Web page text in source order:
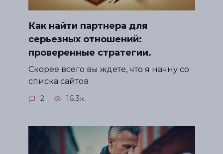
Как найти партнера для
серьезных отношений:
проверенные стратегии.
Скорее всего вы ждете, что я начну со
списка сайтов
2 16.3к.